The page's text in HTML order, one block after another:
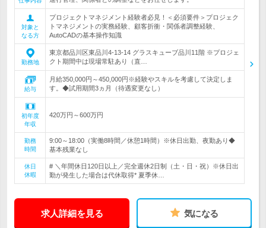
対象と
なる方
プロジェクトマネジメント経験者必見！＜必須要件＞プロジェク
トマネジメントの実務経験、顧客折衝・関係者調整経験、
AutoCADの基本操作知識
勤務地
東京都品川区東品川4-13-14 グラスキューブ品川11階 ※プロジェ
クト期間中は現場常駐あり（直…
給与
月給350,000円～450,000円※経験やスキルを考慮して決定しま
す。◆試用期間3ヵ月（待遇変更なし）
初年度
年収
420万円～600万円
勤務
時間
9:00～18:00（実働8時間／休憩1時間）※休日出勤、夜勤あり◆
基本残業なし
休日
休暇
# ＼年間休日120日以上／完全週休2日制（土・日・祝）※休日出
勤が発生した場合は代休取得* 夏季休…
求人詳細を見る 気になる